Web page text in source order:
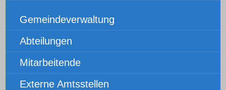
Unternavigation
Gemeindeverwaltung
Abteilungen
Mitarbeitende
Externe Amtsstellen